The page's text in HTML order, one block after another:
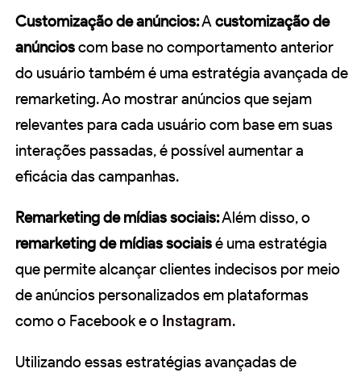
Customização de anúncios:Acustomização de
anúncioscom base no comportamento anterior
do usuário também é uma estratégia avançada de
remarketing. Ao mostrar anúncios que sejam
relevantes para cada usuário com base em suas
interações passadas, é possível aumentar a
eficácia das campanhas.
Remarketing de mídias sociais:Além disso, o
remarketing de mídias sociaisé uma estratégia
que permite alcançar clientes indecisos por meio
de anúncios personalizados em plataformas
como o Facebook e o Instagram.
Utilizando essas estratégias avançadas de